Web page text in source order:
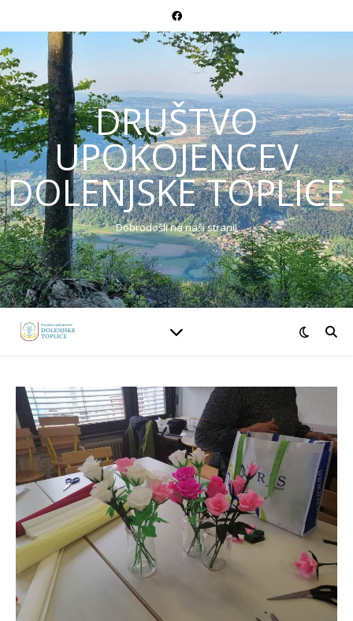
DRUŠTVO
UPOKOJENCEV
DOLENJSKE TOPLICE
Dobrodošli na naši strani!